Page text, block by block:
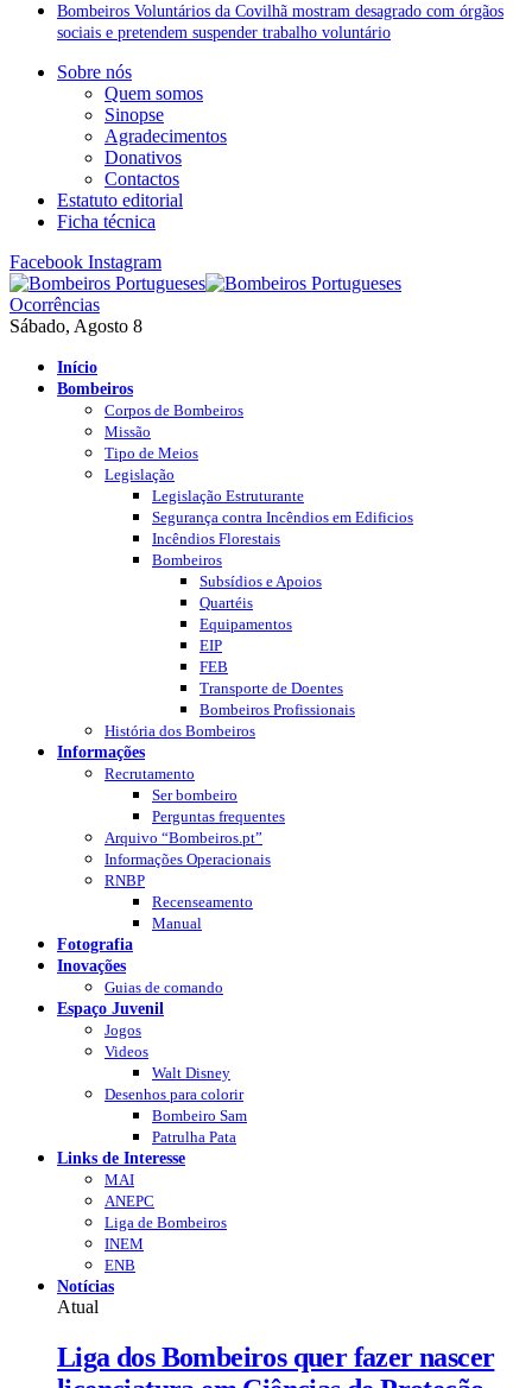
Bombeiros Voluntários da Covilhã mostram desagrado com órgãos
sociais e pretendem suspender trabalho voluntário
Sobre nós
Quem somos
Sinopse
Agradecimentos
Donativos
Contactos
Estatuto editorial
Ficha técnica
Facebook Instagram
Ocorrências
Sábado, Agosto 8
Início
Bombeiros
Corpos de Bombeiros
Missão
Tipo de Meios
Legislação
Legislação Estruturante
Segurança contra Incêndios em Edificios
Incêndios Florestais
Bombeiros
Subsídios e Apoios
Quartéis
Equipamentos
EIP
FEB
Transporte de Doentes
Bombeiros Profissionais
História dos Bombeiros
Informações
Recrutamento
Ser bombeiro
Perguntas frequentes
Arquivo “Bombeiros.pt”
Informações Operacionais
RNBP
Recenseamento
Manual
Fotografia
Inovações
Guias de comando
Espaço Juvenil
Jogos
Videos
Walt Disney
Desenhos para colorir
Bombeiro Sam
Patrulha Pata
Links de Interesse
MAI
ANEPC
Liga de Bombeiros
INEM
ENB
Notícias
Atual
Liga dos Bombeiros quer fazer nascer